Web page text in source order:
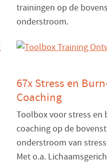
trainingen op de
onderstroom.
67x Stress en
Coaching
Toolbox voor stress en
coaching op de
onderstroom van
Met o.a.